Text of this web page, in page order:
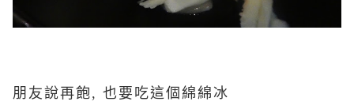
朋友說再飽, 也要吃這個綿綿冰